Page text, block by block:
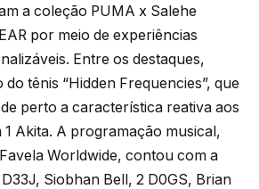
a coleção PUMA x Salehe
por meio de experiências
Entre os destaques,
tênis “Hidden Frequencies”, que
perto a característica reativa aos
1 Akita. A programação musical,
Worldwide, contou com a
Siobhan Bell, 2 D0GS, Brian